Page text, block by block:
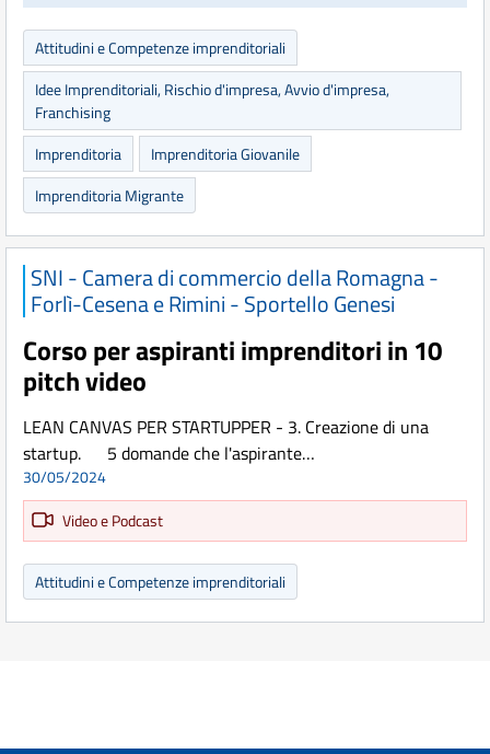
Attitudini e Competenze imprenditoriali
Idee Imprenditoriali, Rischio d'impresa, Avvio d'impresa,
Franchising
Imprenditoria
Imprenditoria Giovanile
Imprenditoria Migrante
SNI - Camera di commercio della Romagna -
Forlì-Cesena e Rimini - Sportello Genesi
Corso per aspiranti imprenditori in 10
pitch video
LEAN CANVAS PER STARTUPPER - 3. Creazione di una
startup. 5 domande che l'aspirante…
30/05/2024
Video e Podcast
Attitudini e Competenze imprenditoriali